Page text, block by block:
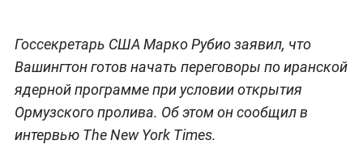
Госсекретарь США Марко Рубио заявил, что
Вашингтон готов начать переговоры по иранской
ядерной программе при условии открытия
Ормузского пролива. Об этом он сообщил в
интервью The New York Times.